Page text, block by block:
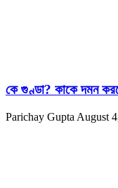
কে গুণ্ডা? কাকে দমন
Parichay Gupta August